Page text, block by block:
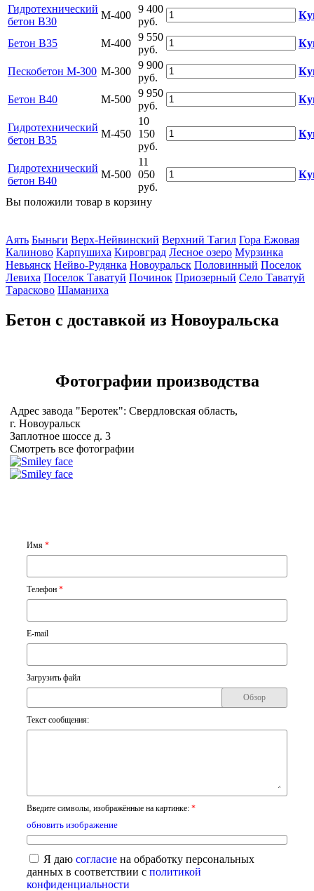
Гидротехнический
бетон В30
М-400
9 400
руб.
Бетон B35 М-400
9 550
руб.
Пескобетон М-300 М-300
9 900
руб.
Бетон B40 М-500
9 950
руб.
Гидротехнический
бетон В35
М-450
10
150
руб.
Гидротехнический
бетон В40
М-500
11
050
руб.
Вы положили товар в корзину
Аять Быньги Верх-Нейвинский Верхний Тагил Гора Ежовая
Калиново Карпушиха Кировград Лесное озеро Мурзинка
Невьянск Нейво-Рудянка Новоуральск Половинный Поселок
Левиха Поселок Таватуй Починок Приозерный Село Таватуй
Тарасково Шаманиха
Бетон с доставкой из Новоуральска
Фотографии производства
Адрес завода "Беротек": Свердловская область,
г. Новоуральск
Заплотное шоссе д. 3
Смотреть все фотографии
Имя *
Телефон *
E-mail
Загрузить файл
Обзор
Текст сообщения:
Введите символы, изображённые на картинке: *
обновить изображение
Я даю согласие на обработку персональных
данных в соответствии с политикой
конфиденциальности